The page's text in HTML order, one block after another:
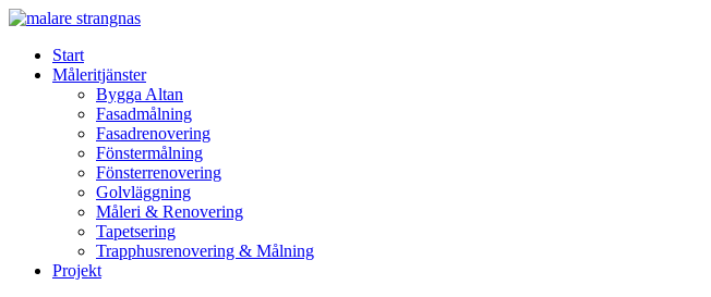
Skip
contentStart
Måleritjänster
Bygga Altan
Fasadmålning
Fasadrenovering
Fönstermålning
Fönsterrenovering
Golvläggning
Måleri & Renovering
Tapetsering
Trapphusrenovering & Målning
Projekt